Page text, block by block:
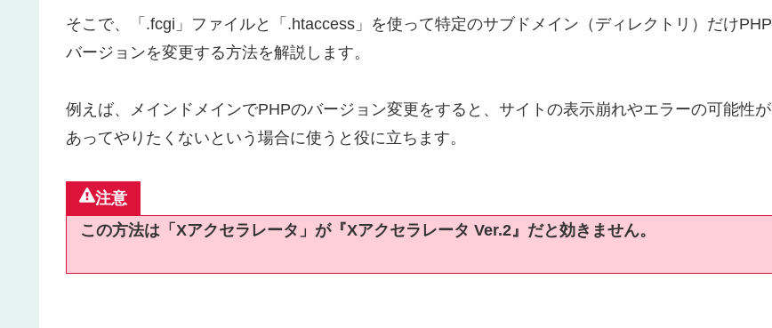
そこで、「.fcgi」ファイルと「.htaccess」を使って特定のサブドメイン（ディレクトリ）だけPHP
バージョンを変更する方法を解説します。
例えば、メインドメインでPHPのバージョン変更をすると、サイトの表示崩れやエラーの可能性が
あってやりたくないという場合に使うと役に立ちます。
注意
この方法は「Xアクセラレータ」が『Xアクセラレータ Ver.2』だと効きません。